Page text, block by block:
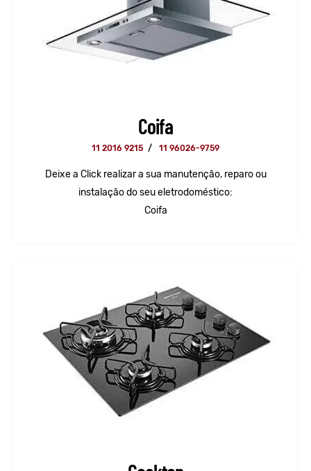
Coifa
11 2016 9215 / 11 96026-9759
Deixe a Click realizar a sua manutenção, reparo ou
instalação do seu eletrodoméstico:
Coifa